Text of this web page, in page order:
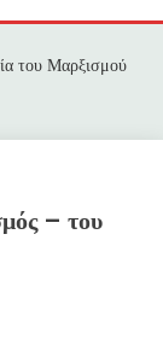
του Μαρξισμού
– του